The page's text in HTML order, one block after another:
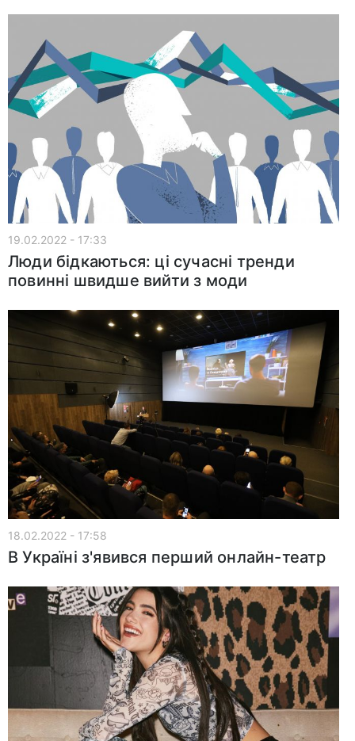
19.02.2022 - 17:33
Люди бідкаються: ці сучасні тренди
повинні швидше вийти з моди
18.02.2022 - 17:58
В Україні з'явився перший онлайн-театр